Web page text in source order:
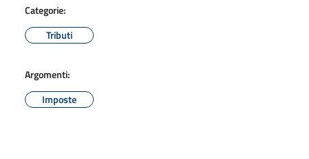
Categorie:
Tributi
Argomenti:
Imposte